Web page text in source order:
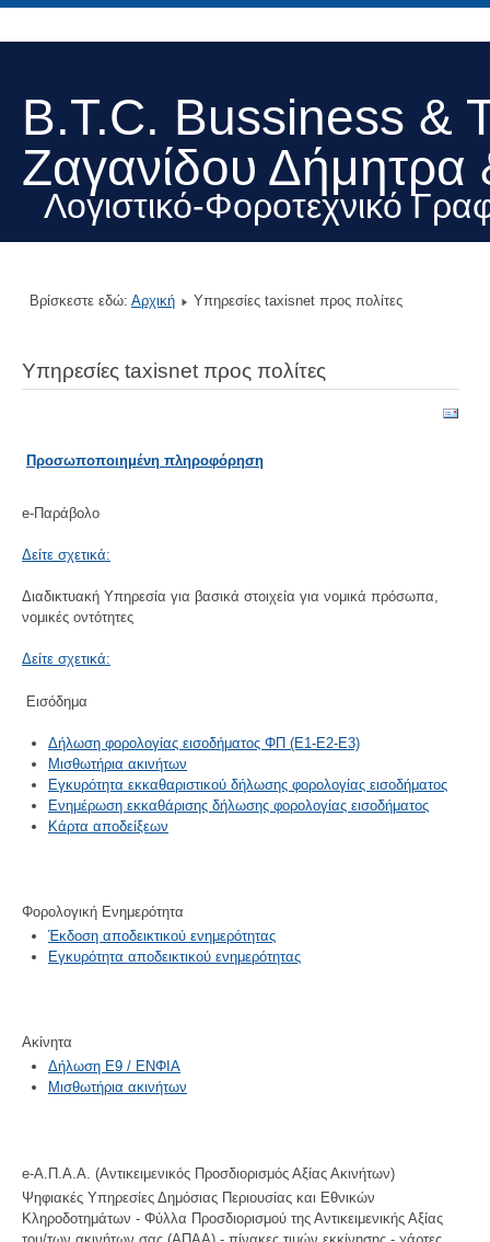
B.T.C. Bussiness &
Ζαγανίδου Δήμητρα
Λογιστικό-Φοροτεχνικό
Βρίσκεστε εδώ: Αρχική Υπηρεσίες taxisnet προς πολίτες
Υπηρεσίες taxisnet προς πολίτες
Προσωποποιημένη πληροφόρηση
e-Παράβολο
Δείτε σχετικά:
Διαδικτυακή Υπηρεσία για βασικά στοιχεία για νομικά πρόσωπα,
νομικές οντότητες
Δείτε σχετικά:
Εισόδημα
Δήλωση φορολογίας εισοδήματος ΦΠ (Ε1-Ε2-Ε3)
Μισθωτήρια ακινήτων
Εγκυρότητα εκκαθαριστικού δήλωσης φορολογίας εισοδήματος
Ενημέρωση εκκαθάρισης δήλωσης φορολογίας εισοδήματος
Κάρτα αποδείξεων
Φορολογική Ενημερότητα
Έκδοση αποδεικτικού ενημερότητας
Εγκυρότητα αποδεικτικού ενημερότητας
Ακίνητα
Δήλωση Ε9 / ΕΝΦΙΑ
Μισθωτήρια ακινήτων
e-A.Π.Α.Α. (Αντικειμενικός Προσδιορισμός Αξίας Ακινήτων)
Ψηφιακές Υπηρεσίες Δημόσιας Περιουσίας και Εθνικών
Κληροδοτημάτων - Φύλλα Προσδιορισμού της Αντικειμενικής Αξίας